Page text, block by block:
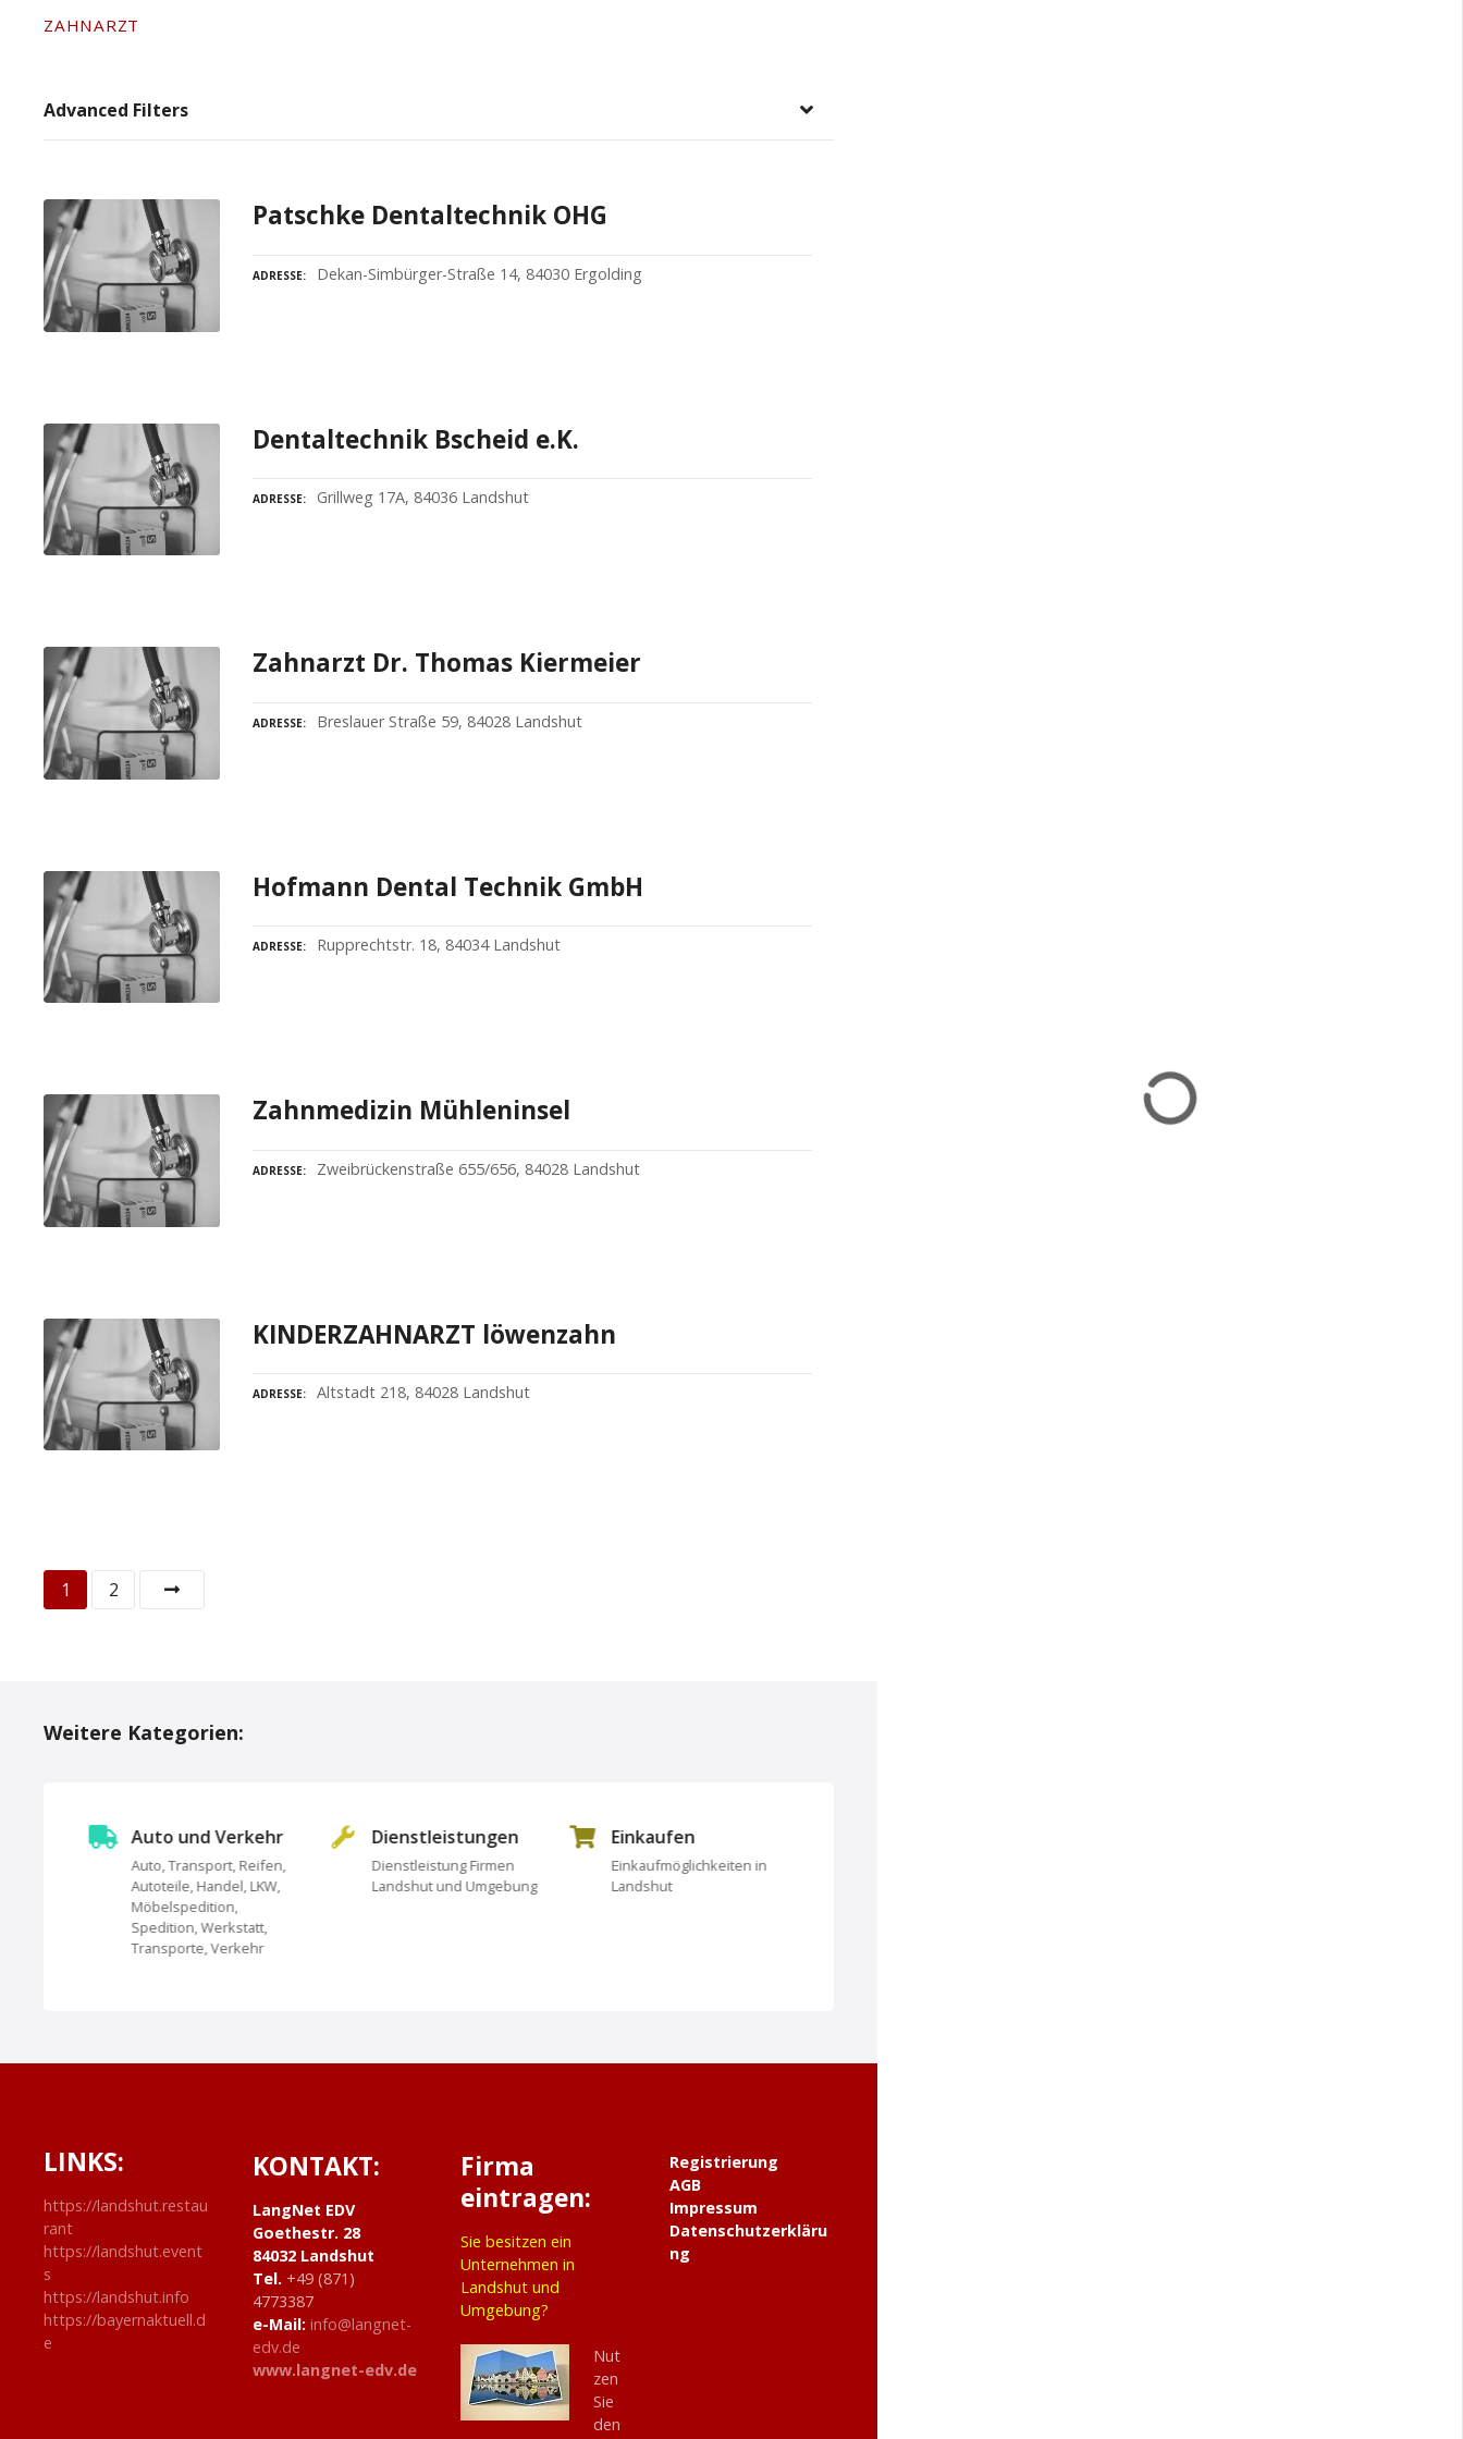
ZAHNARZT
Advanced Filters
Patschke Dentaltechnik OHG
ADRESSE Dekan-Simbürger-Straße 14, 84030 Ergolding
Dentaltechnik Bscheid e.K.
ADRESSE Grillweg 17A, 84036 Landshut
Zahnarzt Dr. Thomas Kiermeier
ADRESSE Breslauer Straße 59, 84028 Landshut
Hofmann Dental Technik GmbH
ADRESSE Rupprechtstr. 18, 84034 Landshut
Zahnmedizin Mühleninsel
ADRESSE Zweibrückenstraße 655/656, 84028 Landshut
KINDERZAHNARZT löwenzahn
ADRESSE Altstadt 218, 84028 Landshut
P
t
o
n
1 2
Weitere Kategorien:
Auto und Verkehr
Auto, Transport, Reifen,
Autoteile, Handel, LKW,
Möbelspedition,
Spedition, Werkstatt,
Transporte, Verkehr
Dienstleistungen
Dienstleistung Firmen
Landshut und Umgebung
Einkaufen
Einkaufmöglichkeiten in
Landshut
LINKS:
https://landshut.restau
rant
https://landshut.event
s
https://landshut.info
https://bayernaktuell.d
e
KONTAKT:
LangNet EDV
Goethestr. 28
84032 Landshut
Tel. +49 (871)
4773387
e-Mail: info@langnet-
edv.de
www.langnet-edv.de
Firma
eintragen:
Sie besitzen ein
Unternehmen in
Landshut und
Umgebung?
Nut
zen
Sie
den
Registrierung
AGB
Impressum
Datenschutzerkläru
ng